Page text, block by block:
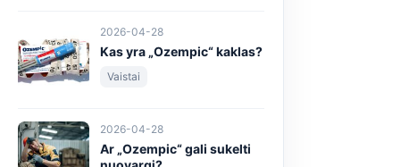
2026-04-28
Kas yra „Ozempic“ kaklas?
Vaistai
2026-04-28
Ar „Ozempic“ gali sukelti